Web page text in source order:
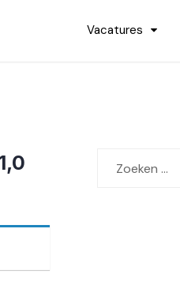
Vacatures
naar: